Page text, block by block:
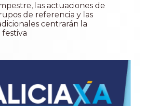
las actuaciones de
de referencia y las
centrarán la